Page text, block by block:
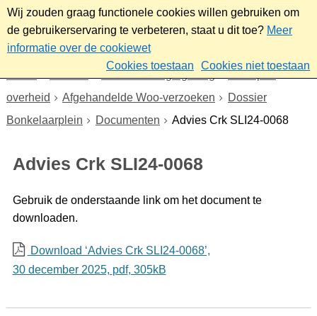
Wij zouden graag functionele cookies willen gebruiken om
de gebruikerservaring te verbeteren, staat u dit toe? Meer
informatie over de cookiewet
Cookies toestaan
Cookies niet toestaan
Beleid- en regelgeving
Wet open
overheid
Afgehandelde Woo-verzoeken
Dossier
Bonkelaarplein
Documenten Advies Crk SLI24-0068
Advies Crk SLI24-0068
Gebruik de onderstaande link om het document te
downloaden.
Download ‘Advies Crk SLI24-0068’,
30 december 2025, pdf, 305kB